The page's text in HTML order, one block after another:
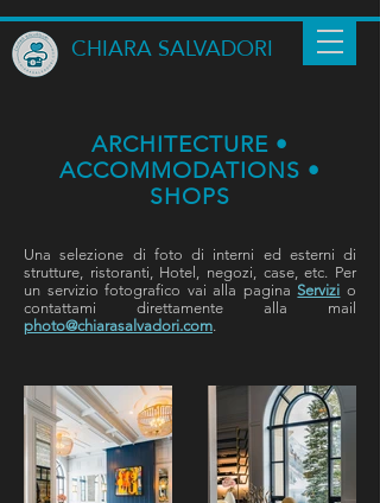
CHIARA SALVADORI
ARCHITECTURE •
ACCOMMODATIONS •
SHOPS
Una selezione di foto di interni ed esterni di
strutture, ristoranti, Hotel, negozi, case, etc. Per
un servizio fotografico vai alla paginaServizi o
contattami direttamente alla mail
photo@chiarasalvadori.com.